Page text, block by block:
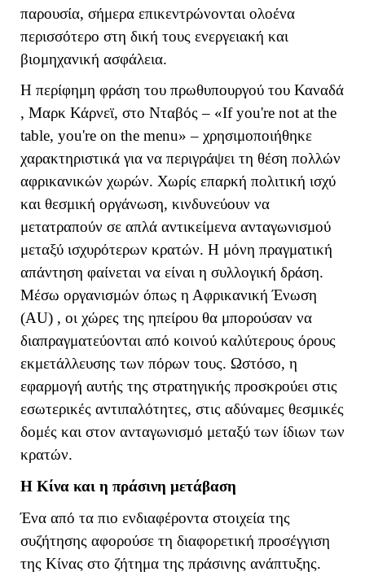
παρουσία, σήμερα επικεντρώνονται ολοένα
περισσότερο στη δική τους ενεργειακή και
βιομηχανική ασφάλεια.
Η περίφημη φράση του πρωθυπουργού του Καναδά
, Μαρκ Κάρνεϊ, στο Νταβός – «If you're not at the
table, you're on the menu» – χρησιμοποιήθηκε
χαρακτηριστικά για να περιγράψει τη θέση πολλών
αφρικανικών χωρών. Χωρίς επαρκή πολιτική ισχύ
και θεσμική οργάνωση, κινδυνεύουν να
μετατραπούν σε απλά αντικείμενα ανταγωνισμού
μεταξύ ισχυρότερων κρατών. Η μόνη πραγματική
απάντηση φαίνεται να είναι η συλλογική δράση.
Μέσω οργανισμών όπως η Αφρικανική Ένωση
(AU) , οι χώρες της ηπείρου θα μπορούσαν να
διαπραγματεύονται από κοινού καλύτερους όρους
εκμετάλλευσης των πόρων τους. Ωστόσο, η
εφαρμογή αυτής της στρατηγικής προσκρούει στις
εσωτερικές αντιπαλότητες, στις αδύναμες θεσμικές
δομές και στον ανταγωνισμό μεταξύ των ίδιων των
κρατών.
Η Κίνα και η πράσινη μετάβαση
Ένα από τα πιο ενδιαφέροντα στοιχεία της
συζήτησης αφορούσε τη διαφορετική προσέγγιση
της Κίνας στο ζήτημα της πράσινης ανάπτυξης.